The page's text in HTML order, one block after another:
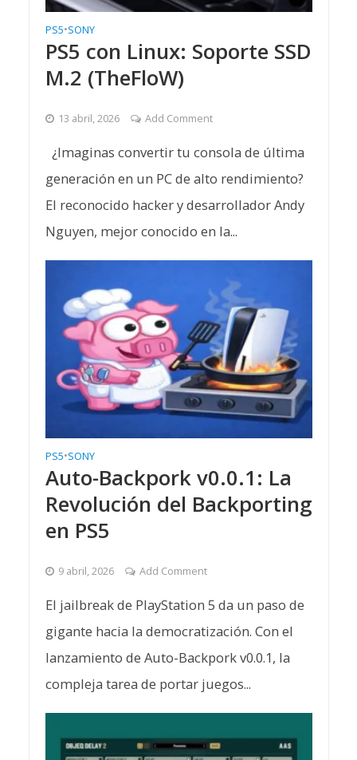
PS5•SONY
PS5 con Linux: Soporte SSD
M.2 (TheFloW)
13 abril, 2026 Add Comment
¿Imaginas convertir tu consola de última
generación en un PC de alto rendimiento?
El reconocido hacker y desarrollador Andy
Nguyen, mejor conocido en la...
PS5•SONY
Auto-Backpork v0.0.1: La
Revolución del Backporting
en PS5
9 abril, 2026 Add Comment
El jailbreak de PlayStation 5 da un paso de
gigante hacia la democratización. Con el
lanzamiento de Auto-Backpork v0.0.1, la
compleja tarea de portar juegos...